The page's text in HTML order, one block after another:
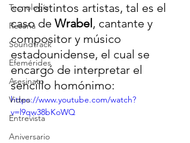
Tecnología
Reseña
Soundtrack
Efemérides
Asesinato
Video
Entrevista
Aniversario
con distintos artistas, tal es el
caso de Wrabel, cantante y
compositor y músico
estadounidense, el cual se
encargó de interpretar el
sencillo homónimo:
https://www.youtube.com/watch?
v=l9qw38bKoWQ